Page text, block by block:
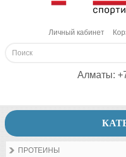
Личный кабинет
Алматы:
ПРОТЕИНЫ